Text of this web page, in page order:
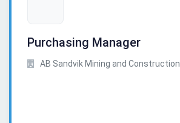
Purchasing Manager
AB Sandvik Mining and Construction